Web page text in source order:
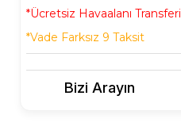
*Ücretsiz Havaalanı Transferi
*Vade Farksız 9 Taksit
Bizi Arayın